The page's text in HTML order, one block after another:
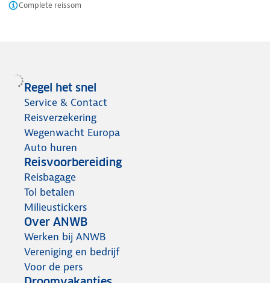
Complete reissom
Regel het snel
Service & Contact
Reisverzekering
Wegenwacht Europa
Auto huren
Reisvoorbereiding
Reisbagage
Tol betalen
Milieustickers
Over ANWB
Werken bij ANWB
Vereniging en bedrijf
Voor de pers